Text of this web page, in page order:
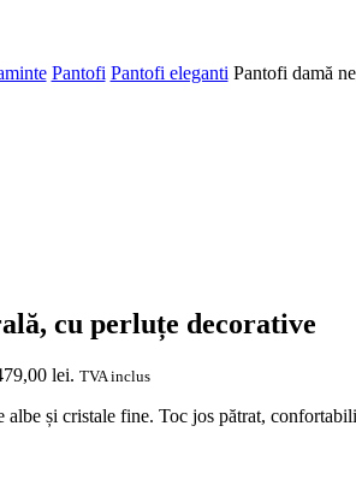
Pantofi Pantofi eleganti Pantofi damă
cu perluțe decorative
lei. TVA inclus
albe și cristale fine. Toc jos pătrat,